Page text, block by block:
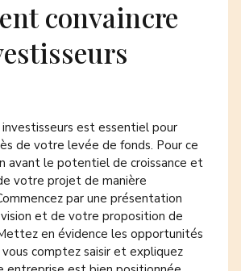
convaincre
investisseurs est essentiel pour
de votre levée de fonds. Pour ce
avant le potentiel de croissance et
votre projet de manière
par une présentation
et de votre proposition de
en évidence les opportunités
comptez saisir et expliquez